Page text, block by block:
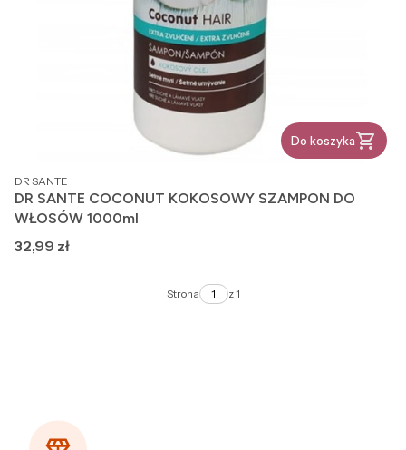
Do koszyka
PRODUCENT
DR SANTE
DR SANTE COCONUT KOKOSOWY SZAMPON DO
WŁOSÓW 1000ml
Cena
32,99 zł
Strona z 1